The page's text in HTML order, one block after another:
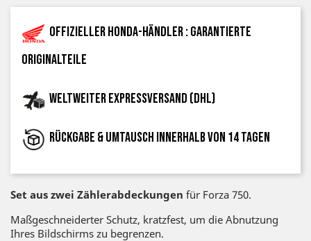
Offizieller Honda-Händler : garantierte
Originalteile
Weltweiter Expressversand (DHL)
Rückgabe & Umtausch innerhalb von 14 Tagen
Set aus zwei Zählerabdeckungen für Forza 750.
Maßgeschneiderter Schutz, kratzfest, um die Abnutzung
Ihres Bildschirms zu begrenzen.